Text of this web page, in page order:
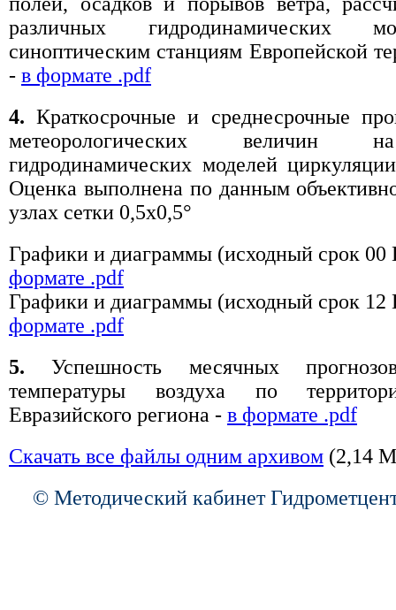
различных гидродинамических
синоптическим станциям Европейской
- в формате .pdf
4. Краткосрочные и среднесрочные
метеорологических величин
гидродинамических моделей
Оценка выполнена по данным
узлах сетки 0,5x0,5°
Графики и диаграммы (исходный срок
формате .pdf
Графики и диаграммы (исходный срок
формате .pdf
5. Успешность месячных
температуры воздуха по
Евразийского региона - в формате .pdf
Скачать все файлы одним архивом (2,14
© Методический кабинет